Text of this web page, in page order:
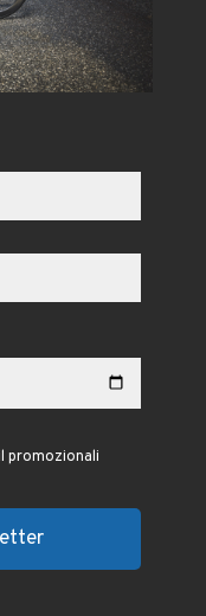
promozionali